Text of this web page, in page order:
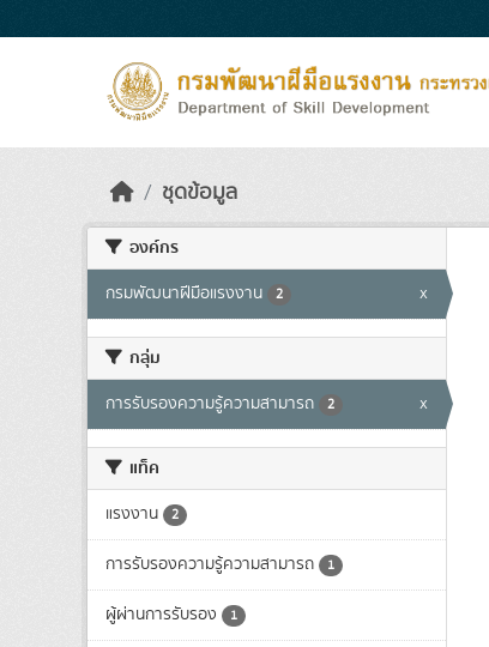
ชุดข้อมูล
องค์กร
กรมพัฒนาฝีมือแรงงาน 2 x
กลุ่ม
การรับรองความรู้ความสามารถ 2 x
แท็ค
แรงงาน 2
การรับรองความรู้ความสามารถ 1
ผู้ผ่านการรับรอง 1